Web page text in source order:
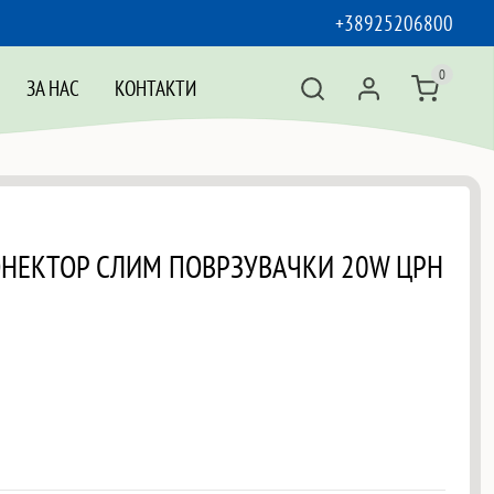
+38925206800
ЗА НАС КОНТАКТИ 0
СЛИМ ПОВРЗУВАЧКИ 20W ЦРН